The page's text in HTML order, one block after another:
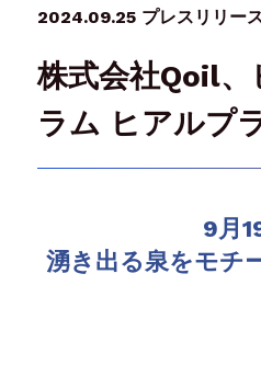
2024.09.25 プレスリリー
株式会社Qoil
ラム ヒアルプ
9月
湧き出る泉をモチ